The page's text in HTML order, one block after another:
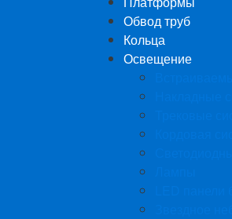
Обвод труб
Кольца
Освещение